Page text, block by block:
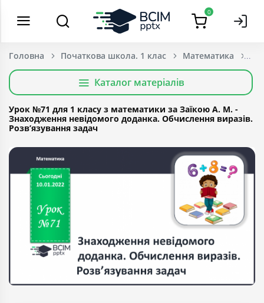
0
Головна Початкова школа. 1 клас Математика
Каталог матеріалів
Урок №71 для 1 класу з математики за Заїкою А. М. -
Знаходження невідомого доданка. Обчислення виразів.
Розв’язування задач